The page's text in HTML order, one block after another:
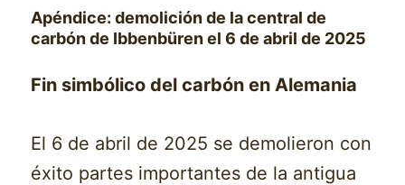
Apéndice: demolición de la central de
carbón de Ibbenbüren el 6 de abril de 2025
Fin simbólico del carbón en Alemania
El 6 de abril de 2025 se demolieron con
éxito partes importantes de la antigua